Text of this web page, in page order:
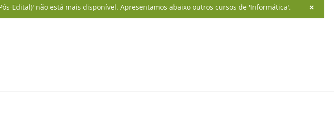
Edital)' não está mais disponível. Apresentamos abaixo outros cursos de 'Informática'. ×